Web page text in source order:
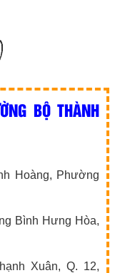
BỘ THÀNH
Hoàng, Phường
Bình Hưng Hòa,
Xuân, Q. 12,